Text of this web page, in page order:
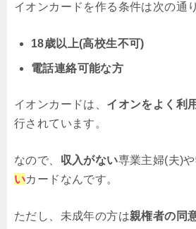
イオンカードを作る条件は次の通
18歳以上(高校生不可)
電話連絡可能な方
イオンカードは、 イオンをよく利
行されています。
なので、 収入がない専業主婦(夫)
いカードなんです。
ただし、未成年の方は親権者の同